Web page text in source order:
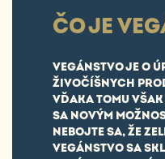
ČO JE
VEGÁNSTVO JE O
ŽIVOČÍŠNYCH
VĎAKA TOMU
SA NOVÝM
NEBOJTE SA, ŽE
VEGÁNSTVO SA